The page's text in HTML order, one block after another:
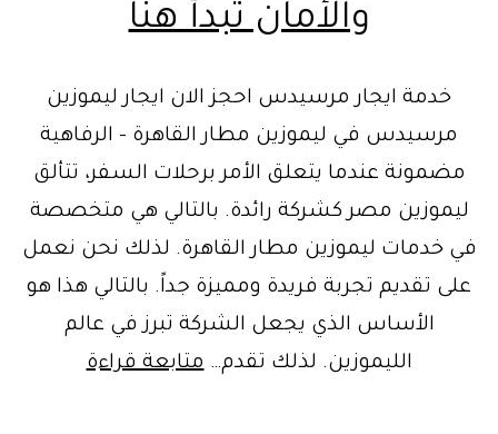
والأمان تبدأ هنا
خدمة ايجار مرسيدس احجز الان ايجار ليموزين
مرسيدس في ليموزين مطار القاهرة – الرفاهية
مضمونة عندما يتعلق الأمر برحلات السفر، تتألق
ليموزين مصر كشركة رائدة. بالتالي هي متخصصة
في خدمات ليموزين مطار القاهرة. لذلك نحن نعمل
على تقديم تجربة فريدة ومميزة جداً. بالتالي هذا هو
الأساس الذي يجعل الشركة تبرز في عالم
الليموزين. لذلك تقدم…متابعة قراءةخدمة